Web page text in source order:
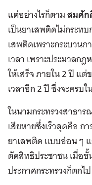
แต่อย่างไรก็ตามสมศั
เป็นยาเสพติดไม่กระท
เสพติดเพราะกระบวน
เวลา เพราะประมวล
ให้เสร็จ ภายใน 2 ปี แ
เวลาอีก 2 ปี ซึ่งจะครบ
ในนามกระทรวงสาธา
เสียหายซึ่งเร็วสุดคือ ก
ยาเสพติด แบบอ่อน ๆ แ
ตัดสิทธิประชาชน เมื่
ประกาศกระทรวงก็ตกไป